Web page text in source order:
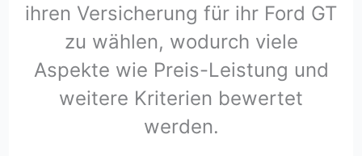
ihren Versicherung für ihr Ford GT
zu wählen, wodurch viele
Aspekte wie Preis-Leistung und
weitere Kriterien bewertet
werden.